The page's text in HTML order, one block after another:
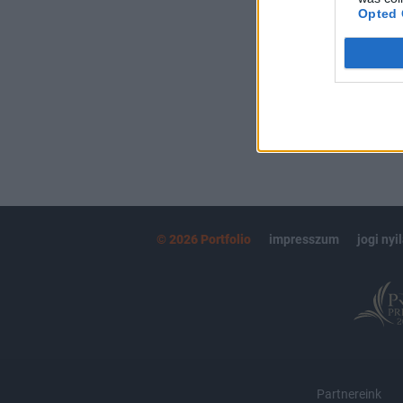
Opted
kötéslistái
MÁR
© 2026 Portfolio impresszum jogi
Partnereink